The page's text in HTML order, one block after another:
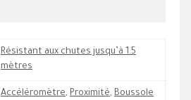
Résistant aux chutes jusqu’à 1.5
mètres
Accéléromètre, Proximité, Boussole